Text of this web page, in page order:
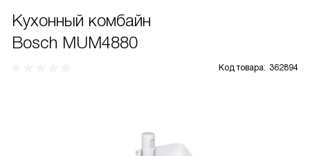
Кухонный комбайн
Bosch MUM4880
Код товара: 362894